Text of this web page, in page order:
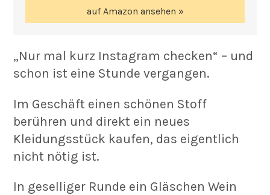
auf Amazon ansehen »
„Nur mal kurz Instagram checken“ – und
schon ist eine Stunde vergangen.
Im Geschäft einen schönen Stoff
berühren und direkt ein neues
Kleidungsstück kaufen, das eigentlich
nicht nötig ist.
In geselliger Runde ein Gläschen Wein